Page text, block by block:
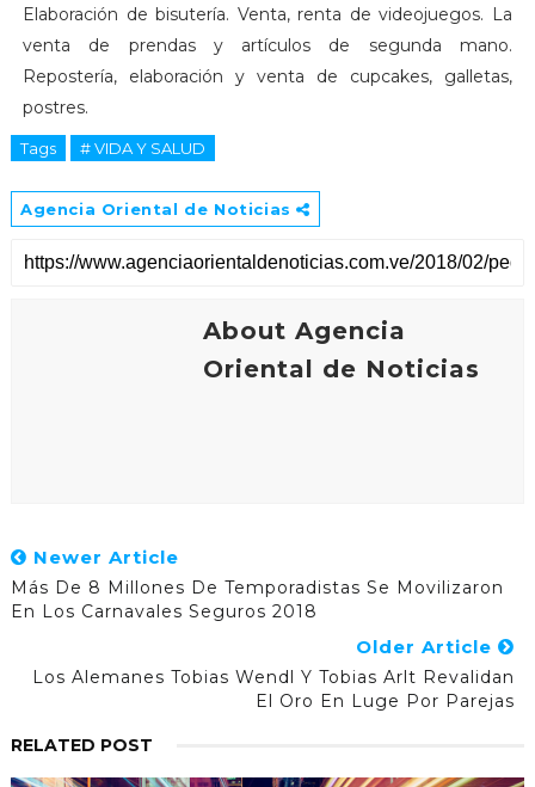
Elaboración de bisutería. Venta, renta de videojuegos. La
venta de prendas y artículos de segunda mano.
Repostería, elaboración y venta de cupcakes, galletas,
postres.
Tags # VIDA Y SALUD
Agencia Oriental de Noticias
About Agencia
Oriental de Noticias
Newer Article
Más De 8 Millones De Temporadistas Se Movilizaron
En Los Carnavales Seguros 2018
Older Article
Los Alemanes Tobias Wendl Y Tobias Arlt Revalidan
El Oro En Luge Por Parejas
RELATED POST